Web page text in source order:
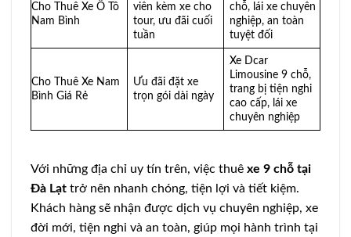
Cho Thuê Xe Ô Tô
Nam Bình
viên kèm xe cho
tour, ưu đãi cuối
tuần
chỗ, lái xe chuyên
nghiệp, an toàn
tuyệt đối
Cho Thuê Xe Nam
Bình Giá Rẻ
Ưu đãi đặt xe
trọn gói dài ngày
Xe Dcar
Limousine 9 chỗ,
trang bị tiện nghi
cao cấp, lái xe
chuyên nghiệp
Với những địa chỉ uy tín trên, việc thuê xe 9 chỗ tại
Đà Lạt trở nên nhanh chóng, tiện lợi và tiết kiệm.
Khách hàng sẽ nhận được dịch vụ chuyên nghiệp, xe
đời mới, tiện nghi và an toàn, giúp mọi hành trình tại